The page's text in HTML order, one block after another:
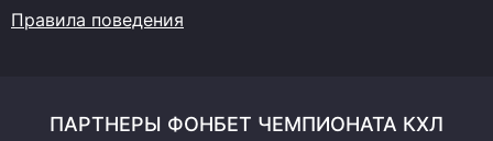
Правила поведения
ПАРТНЕРЫ ФОНБЕТ ЧЕМПИОНАТА КХЛ